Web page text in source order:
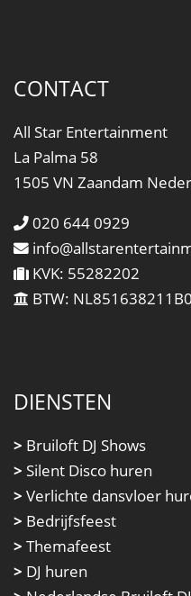
CONTACT
All Star Entertainment
La Palma 58
1505 VN Zaandam
020 644 0929
KVK: 55282202
BTW:
DIENSTEN
> Bruiloft DJ Shows
> Silent Disco huren
> Verlichte dansvloer
> Bedrijfsfeest
> Themafeest
> DJ huren